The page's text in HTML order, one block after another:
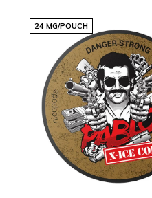
Eenvoudig en snel
overzichtelijke
Een klantenservice
Snussie.com richt zich op
duidelijke communicatie
zodat je altijd weet waar
consistente leveringen en
24 MG/POUCH